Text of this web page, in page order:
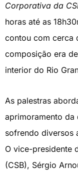
Corporativa da
horas até as
contou com cerca
composição era
interior do Rio
As palestras
aprimoramento da
sofrendo diversos
O vice-presidente
(CSB), Sérgio